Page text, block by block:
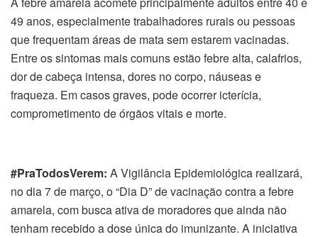
49 anos, especialmente trabalhadores rurais ou pessoas
que frequentam áreas de mata sem estarem vacinadas.
Entre os sintomas mais comuns estão febre alta, calafrios,
dor de cabeça intensa, dores no corpo, náuseas e
fraqueza. Em casos graves, pode ocorrer icterícia,
comprometimento de órgãos vitais e morte.
#PraTodosVerem: A Vigilância Epidemiológica realizará,
no dia 7 de março, o “Dia D” de vacinação contra a febre
amarela, com busca ativa de moradores que ainda não
tenham recebido a dose única do imunizante. A iniciativa